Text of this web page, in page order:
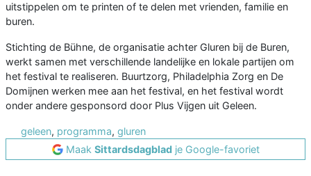
uitstippelen om te printen of te delen met vrienden, familie en
buren.
Stichting de Bühne, de organisatie achter Gluren bij de Buren,
werkt samen met verschillende landelijke en lokale partijen om
het festival te realiseren. Buurtzorg, Philadelphia Zorg en De
Domijnen werken mee aan het festival, en het festival wordt
onder andere gesponsord door Plus Vijgen uit Geleen.
geleen, programma, gluren
Maak Sittardsdagbladje Google-favoriet